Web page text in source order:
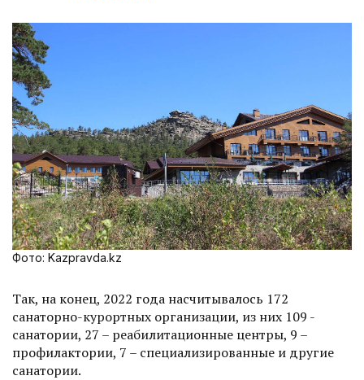
Фото: Kazpravda.kz
Так, на конец, 2022 года насчитывалось 172
санаторно-курортных организации, из них 109 -
санатории, 27 – реабилитационные центры, 9 –
профилактории, 7 – специализированные и другие
санатории.